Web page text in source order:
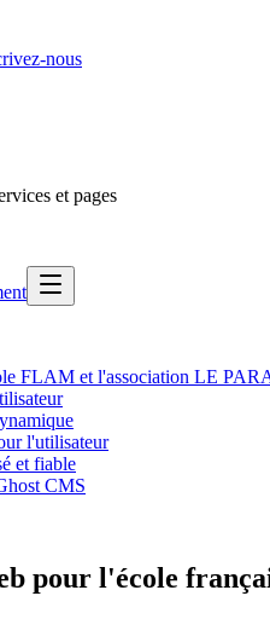
nous
et pages
FLAM et l'association LE
l'utilisateur
et fiable
CMS
pour l'école